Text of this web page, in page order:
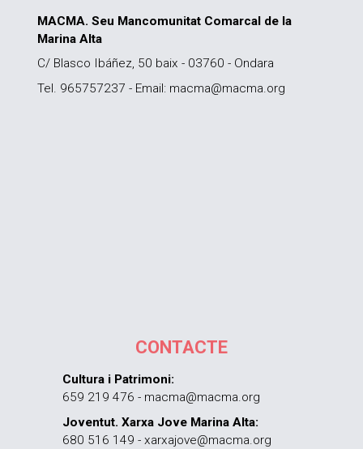
MACMA. Seu Mancomunitat Comarcal de la
Marina Alta
C/ Blasco Ibáñez, 50 baix - 03760 - Ondara
Tel. 965757237 - Email: macma@macma.org
CONTACTE
Cultura i Patrimoni:
659 219 476 - macma@macma.org
Joventut. Xarxa Jove Marina Alta:
680 516 149 - xarxajove@macma.org